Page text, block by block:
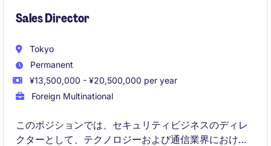
Sales Director
Tokyo
Permanent
¥13,500,000 - ¥20,500,000 per year
Foreign Multinational
このポジションでは、セキュリティビジネスのディレ
クターとして、テクノロジーおよび通信業界における